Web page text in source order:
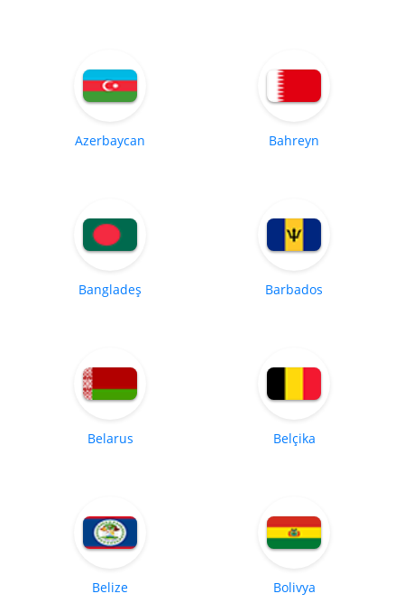
Azerbaycan Bahreyn
Bangladeş Barbados
Belarus Belçika
Belize Bolivya